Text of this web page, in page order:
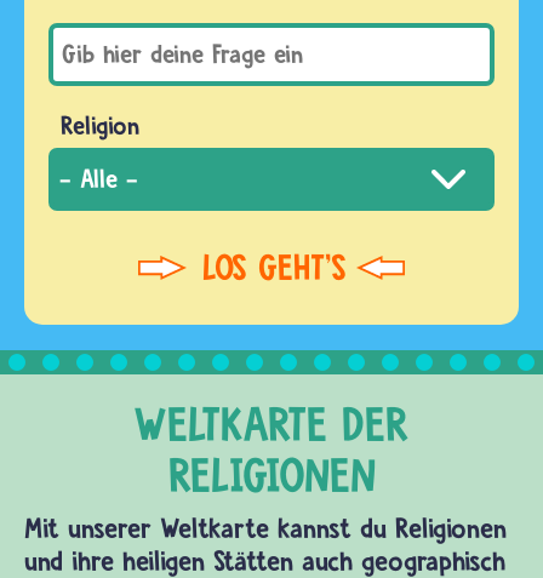
Religion
Mit unserer Weltkarte kannst du Religionen
und ihre heiligen Stätten auch geographisch